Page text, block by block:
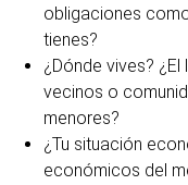
obligaciones
tienes?
¿Dónde vives?
vecinos o
menores?
¿Tu situación
económicos del